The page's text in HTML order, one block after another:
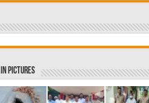
in Pictures